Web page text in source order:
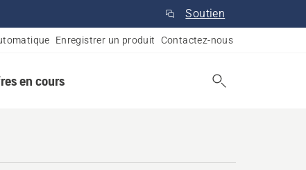
Soutien
Enregistrer un produit Contactez-nous
en cours